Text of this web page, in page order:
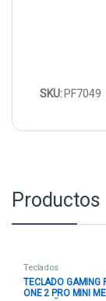
SKU: PF7049
Teclados
TECLADO GAMING
ONE 2 PRO MINI